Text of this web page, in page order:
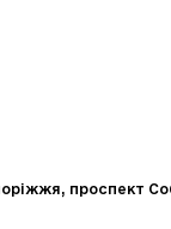
проспект